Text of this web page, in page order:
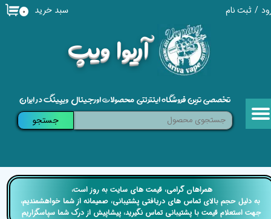
/ ثبت نام
حساب کاربری من
خروج از حساب کاربری
​آریوا ویپ
۰ سبد خرید
تخصصی ترین فروشگاه اینترنتی محصولات اورجینال ویپینگ در ایران
جستجو
​​همراهان گرامی، قیمت های سایت به روز است،
​​​​​​​ به دلیل حجم بالای تماس های دریافتی پشتیبانی، صمیمانه از شما خواهشمندیم،
جهت استعلام قیمت با پشتیبانی تماس نگیرید، پیشاپیش از درک شما سپاسگزاریم